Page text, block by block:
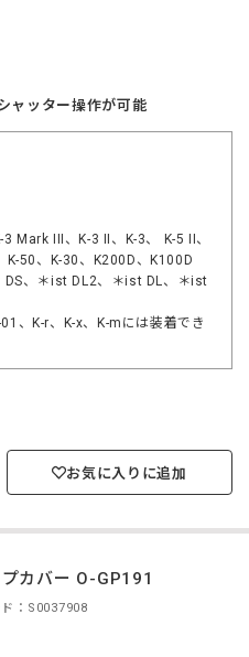
ャッター操作が可能
Mark III、K-3 II、K-3、 K-5 II、
K-50、K-30、K200D、K100D
、＊ist DL2、＊ist DL、＊ist
、K-r、K-x、K-mには装着でき
お気に入りに追加
プカバー O-GP191
ド：S0037908